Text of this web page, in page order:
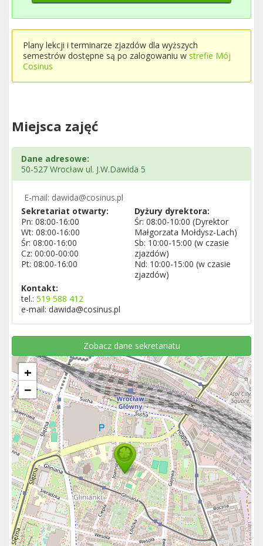
Plany lekcji i terminarze zjazdów dla wyższych
semestrów dostępne są po zalogowaniu w strefie Mój
Cosinus
Miejsca zajęć
Dane adresowe:
50-527 Wrocław ul. J.W.Dawida 5
E-mail: dawida@cosinus.pl
Sekretariat otwarty:
Pn: 08:00-16:00
Wt: 08:00-16:00
Śr: 08:00-16:00
Cz: 00:00-00:00
Pt: 08:00-16:00
Dyżury dyrektora:
Śr: 08:00-10:00 (Dyrektor
Małgorzata Mołdysz-Lach)
Sb: 10:00-15:00 (w czasie
zjazdów)
Nd: 10:00-15:00 (w czasie
zjazdów)
Kontakt:
tel.: 519 588 412
e-mail: dawida@cosinus.pl
Zobacz dane sekretariatu
+
−